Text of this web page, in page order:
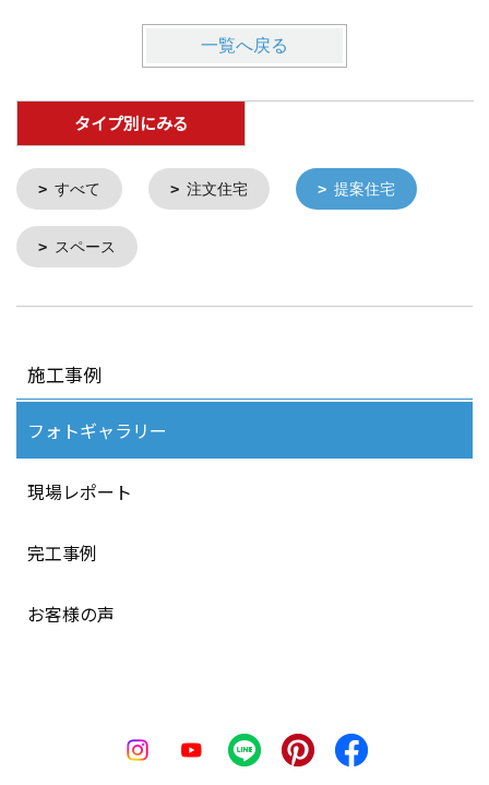
一覧へ戻る
タイプ別にみる
すべて 注文住宅 提案住宅
スペース
施工事例
フォトギャラリー
現場レポート
完工事例
お客様の声